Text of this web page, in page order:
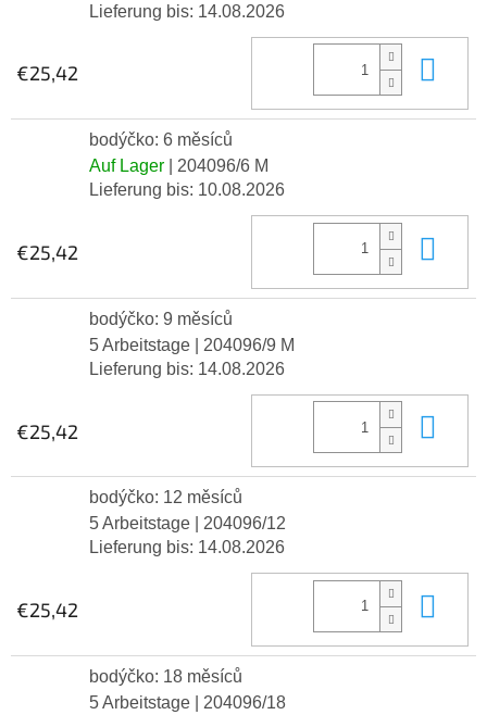
Lieferung bis: 14.08.2026
€25,42
bodýčko: 6 měsíců
Auf Lager
| 204096/6 M
Lieferung bis: 10.08.2026
€25,42
bodýčko: 9 měsíců
5 Arbeitstage
| 204096/9 M
Lieferung bis: 14.08.2026
€25,42
bodýčko: 12 měsíců
5 Arbeitstage
| 204096/12
Lieferung bis: 14.08.2026
€25,42
bodýčko: 18 měsíců
5 Arbeitstage
| 204096/18